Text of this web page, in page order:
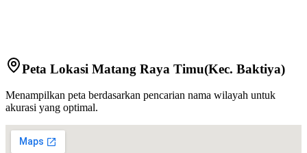
Peta Lokasi Matang Raya Timu(Kec. Baktiya)
Menampilkan peta berdasarkan pencarian nama wilayah untuk
akurasi yang optimal.